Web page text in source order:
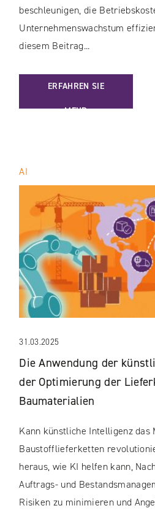
beschleunigen, die
Unternehmenswachstum
diesem Beitrag...
ERFAHREN SIE
MEHR
: SHOPWARE VS.
31.03.2025
Die Anwendung der
der Optimierung der
Baumaterialien
AI
Kann künstliche Intelligenz das
Baustofflieferketten
heraus, wie KI helfen kann,
Auftrags- und
Risiken zu minimieren und